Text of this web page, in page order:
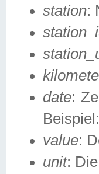
station:
date:
value:
unit: